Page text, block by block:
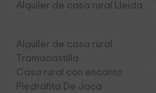
Alquiler de casa rural Lleida
Alquiler de casa rural
Tramacastilla
Casa rural con encanto
Piedrafita De Jaca